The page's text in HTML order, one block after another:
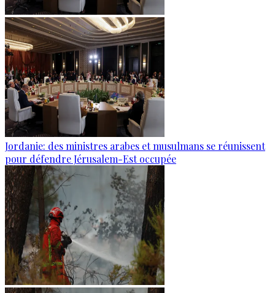
Jordanie: des ministres arabes et musulmans se réunissent
pour défendre Jérusalem-Est occupée